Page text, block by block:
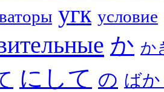
угк условие
か か
にして の ば